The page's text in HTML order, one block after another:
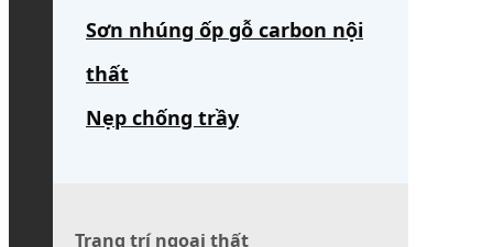
Sơn nhúng ốp gỗ carbon nội
thất
Nẹp chống trầy
Trang trí ngoại thất